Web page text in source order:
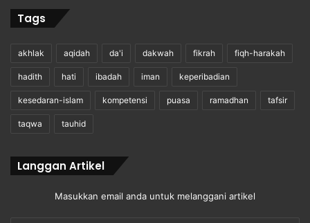
Tags
akhlak aqidah da'i dakwah fikrah fiqh-harakah
hadith hati ibadah iman keperibadian
kesedaran-islam kompetensi puasa ramadhan tafsir
taqwa tauhid
Langgan Artikel
Masukkan email anda untuk melanggani artikel